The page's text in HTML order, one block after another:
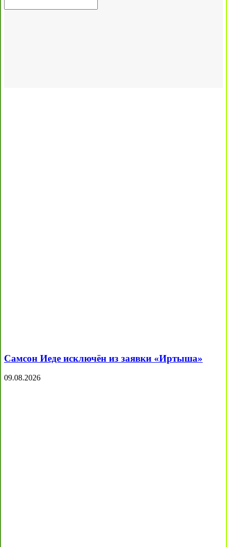
Самсон Иеде исключён из заявки «Иртыша»
09.08.2026